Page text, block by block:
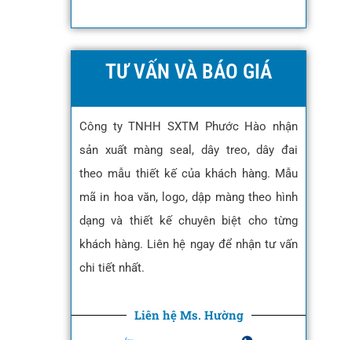
TƯ VẤN VÀ BÁO GIÁ
Công ty TNHH SXTM Phước Hào nhận
sản xuất màng seal, dây treo, dây đai
theo mẫu thiết kế của khách hàng. Mẫu
mã in hoa văn, logo, dập màng theo hình
dạng và thiết kế chuyên biệt cho từng
khách hàng. Liên hệ ngay để nhận tư vấn
chi tiết nhất.
Liên hệ Ms. Hường